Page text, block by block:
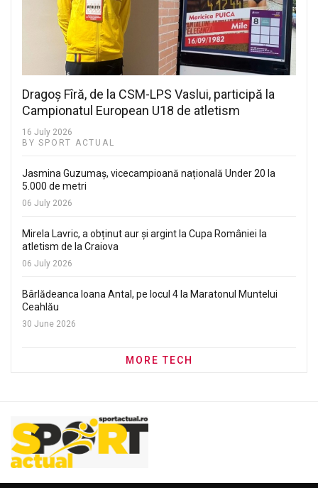
Dragoș Fîră, de la CSM-LPS Vaslui, participă la
Campionatul European U18 de atletism
16 July 2026
BY SPORT ACTUAL
Jasmina Guzumaș, vicecampioană națională Under 20 la
5.000 de metri
06 July 2026
Mirela Lavric, a obținut aur și argint la Cupa României la
atletism de la Craiova
06 July 2026
Bârlădeanca Ioana Antal, pe locul 4 la Maratonul Muntelui
Ceahlău
30 June 2026
MORE TECH